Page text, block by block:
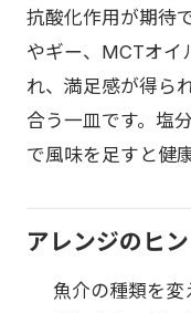
抗酸化作用が期待
やギー、MCTオイ
れ、満足感が得ら
合う一皿です。塩
で風味を足すと健
アレンジのヒ
魚介の種類を変